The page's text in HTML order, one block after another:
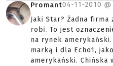
Promant04-11-2010 @
Jaki Star? Żadna firma
robi. To jest
na rynek amerykański.
marką i dla Echo1,
amerykański. Chińska